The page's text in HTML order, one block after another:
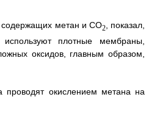
содержащих метан и CO2, показал,
плотные мембраны,
оксидов, главным образом,
проводят окислением метана на